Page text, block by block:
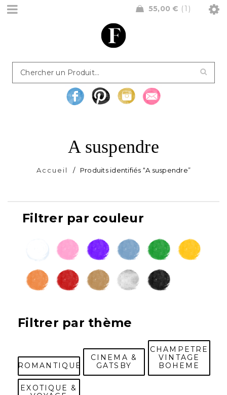
55,00€ 1
A suspendre
Accueil / Produits identifiés “A suspendre”
Filtrer par couleur
Filtrer par thème
ROMANTIQUE
CINEMA &
GATSBY
CHAMPETRE
VINTAGE
BOHEME
EXOTIQUE &